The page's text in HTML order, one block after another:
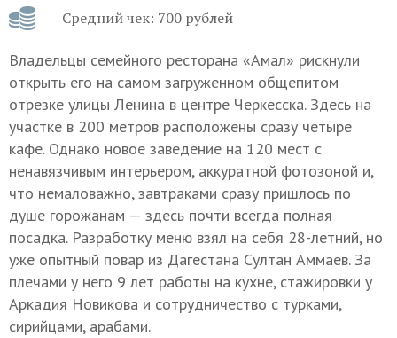
Средний чек: 700 рублей
Владельцы семейного ресторана «Амал» рискнули
открыть его на самом загруженном общепитом
отрезке улицы Ленина в центре Черкесска. Здесь на
участке в 200 метров расположены сразу четыре
кафе. Однако новое заведение на 120 мест с
ненавязчивым интерьером, аккуратной фотозоной и,
что немаловажно, завтраками сразу пришлось по
душе горожанам — здесь почти всегда полная
посадка. Разработку меню взял на себя 28-летний, но
уже опытный повар из Дагестана Султан Аммаев. За
плечами у него 9 лет работы на кухне, стажировки у
Аркадия Новикова и сотрудничество с турками,
сирийцами, арабами.